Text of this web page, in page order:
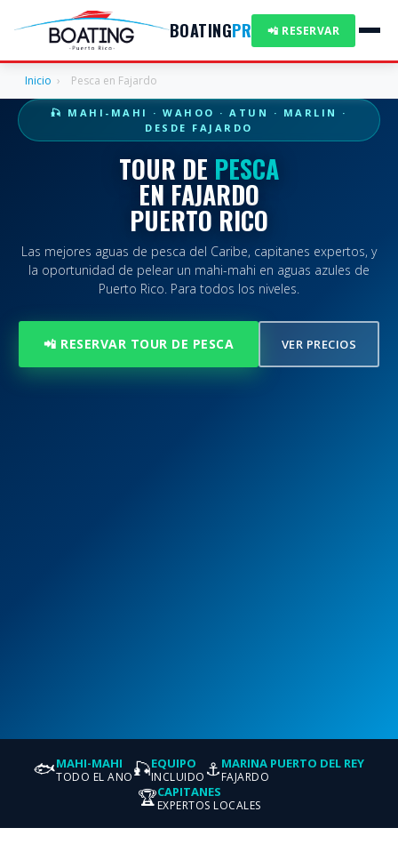
BOATINGPR 📲 RESERVAR
Inicio › Pesca en Fajardo
🎣 MAHI-MAHI · WAHOO · ATUN · MARLIN ·
DESDE FAJARDO
TOUR DE PESCA
EN FAJARDO
PUERTO RICO
Las mejores aguas de pesca del Caribe, capitanes expertos, y
la oportunidad de pelear un mahi-mahi en aguas azules de
Puerto Rico. Para todos los niveles.
📲 RESERVAR TOUR DE PESCA VER PRECIOS
🐟MAHI-MAHI
TODO EL ANO🎣EQUIPO
INCLUIDO ⚓MARINA PUERTO DEL REY
FAJARDO
🏆CAPITANES
EXPERTOS LOCALES